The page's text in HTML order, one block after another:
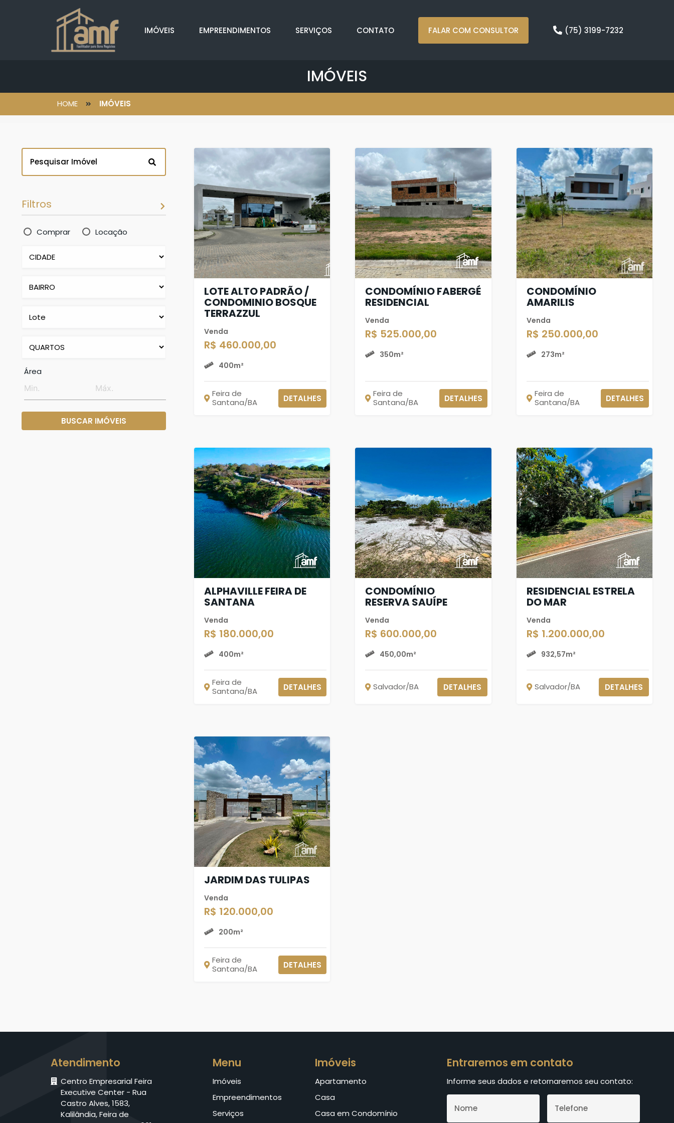
IMÓVEIS EMPREENDIMENTOS SERVIÇOS CONTATO FALAR COM CONSULTOR (75) 3199-7232
IMÓVEIS
HOME IMÓVEIS
Filtros
Comprar Locação
Área
BUSCAR IMÓVEIS
LOTE ALTO PADRÃO /
CONDOMINIO BOSQUE
TERRAZZUL
Venda
R$ 460.000,00
400m²
Feira de
Santana/BA
DETALHES
CONDOMÍNIO FABERGÉ
RESIDENCIAL
Venda
R$ 525.000,00
350m²
Feira de
Santana/BA
DETALHES
CONDOMÍNIO
AMARILIS
Venda
R$ 250.000,00
273m²
Feira de
Santana/BA
DETALHES
ALPHAVILLE FEIRA DE
SANTANA
Venda
R$ 180.000,00
400m²
Feira de
Santana/BA
DETALHES
CONDOMÍNIO
RESERVA SAUÍPE
Venda
R$ 600.000,00
450,00m²
Salvador/BA DETALHES
RESIDENCIAL ESTRELA
DO MAR
Venda
R$ 1.200.000,00
932,57m²
Salvador/BA DETALHES
JARDIM DAS TULIPAS
Venda
R$ 120.000,00
200m²
Feira de
Santana/BA
DETALHES
Atendimento
Centro Empresarial Feira
Executive Center - Rua
Castro Alves, 1583,
Kalilândia, Feira de
Menu
Imóveis
Empreendimentos
Serviços
Imóveis
Apartamento
Casa
Casa em Condomínio
Entraremos em contato
Informe seus dados e retornaremos seu contato: